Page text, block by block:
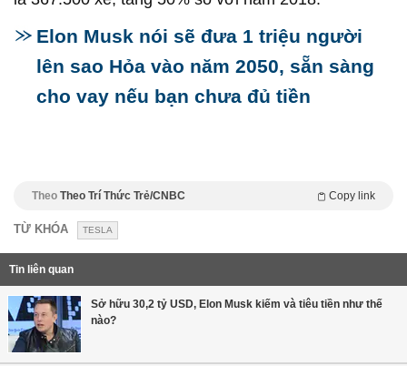
Elon Musk nói sẽ đưa 1 triệu người
lên sao Hỏa vào năm 2050, sẵn sàng
cho vay nếu bạn chưa đủ tiền
Theo Theo Trí Thức Trẻ/CNBC Copy link
TỪ KHÓA TESLA
Tin liên quan
Sở hữu 30,2 tỷ USD, Elon Musk kiếm và tiêu tiền như thế
nào?